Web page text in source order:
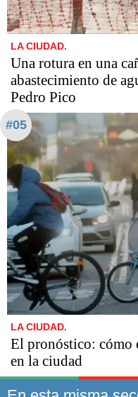
LA CIUDAD.
Una rotura en una
abastecimiento de
Pedro Pico
#05
LA CIUDAD.
El pronóstico: cómo
en la ciudad